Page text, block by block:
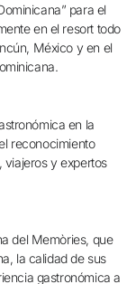
de
para el
en el resort todo
México y en el
en la
reconocimiento
viajeros y expertos
del Memòries, que
la calidad de sus
gastronómica a